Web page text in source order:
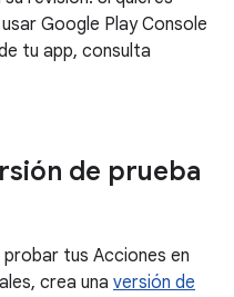
Google Play Console
tu app, consulta
de prueba
tus Acciones en
crea una versión de